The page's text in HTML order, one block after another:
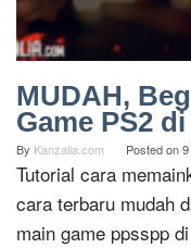
MUDAH,
Game PS2
By Kanzalia.com Posted on
Tutorial cara
cara terbaru mudah
main game ppsspp di